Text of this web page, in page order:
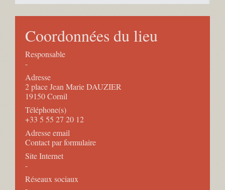
Coordonnées du lieu
Responsable
-
Adresse
2 place Jean Marie DAUZIER
19150 Cornil
Téléphone(s)
+33 5 55 27 20 12
Adresse email
Contact par formulaire
Site Internet
-
Réseaux sociaux